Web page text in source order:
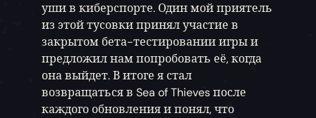
уши в киберспорте. Один мой приятель
из этой тусовки принял участие в
закрытом бета-тестировании игры и
предложил нам попробовать её, когда
она выйдет. В итоге я стал
возвращаться в Sea of Thieves после
каждого обновления и понял, что